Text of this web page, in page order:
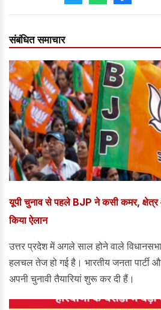
संबंधित समाचार
यूपी चुनाव से पहले BJP ने कसी कमर, क्षेत्र
किया ऐलान
उत्तर प्रदेश में अगले साल होने वाले
हलचल तेज हो गई है। भारतीय जनता पार्टी और
अपनी चुनावी तैयारियां शुरू कर दी हैं।